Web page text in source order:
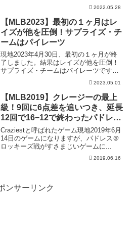
2022.05.28
【MLB2023】最初の１ヶ月はレ
イズが他を圧倒！サプライズ・チ
ームはパイレーツ
現地2023年4月30日、最初の１ヶ月が終
了しました。結果はレイズが他を圧倒！
サプライズ・チームはパイレーツです
ね。各地区の状況も含めたその詳細で
2023.05.01
【MLB2019】クレージーの最上
級！9回に6点差を追いつき、延長
12回で16−12で終わったパドレス
＠ロッキーズ戦（追記あり）
Craziestと呼ばれたゲーム現地2019年6月
14日のゲームになりますが、パドレス＠
ロッキーズ戦がすさまじいゲームに...
2019.06.16
ンサーリンク